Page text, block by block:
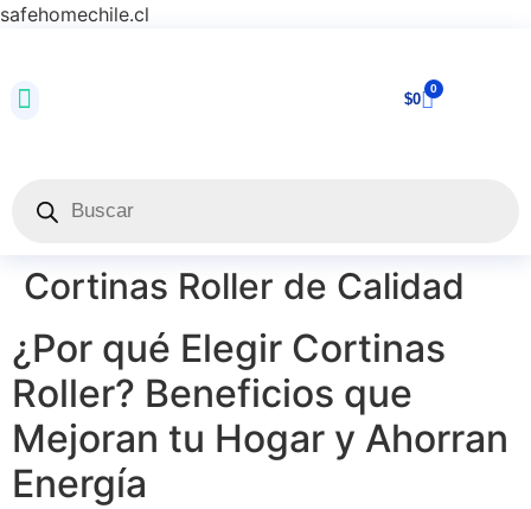
safehomechile.cl
$0
0
Cortinas Roller de Calidad
¿Por qué Elegir Cortinas
Roller? Beneficios que
Mejoran tu Hogar y Ahorran
Energía